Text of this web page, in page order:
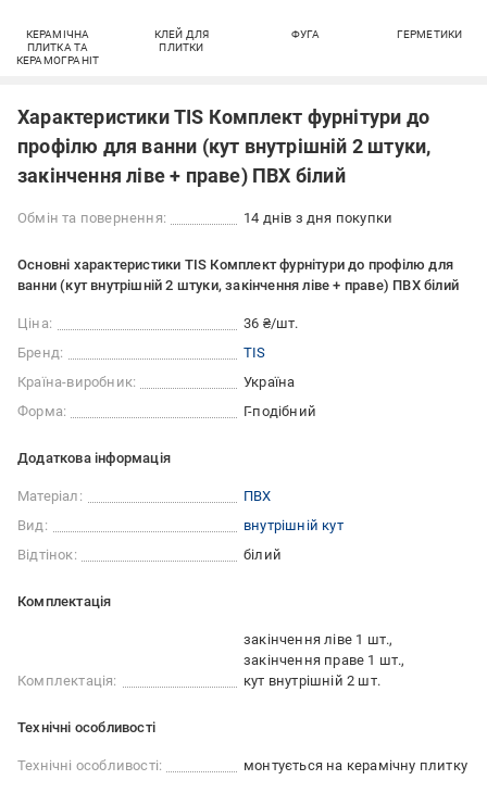
КЕРАМІЧНА
ПЛИТКА ТА
КЕРАМОГРАНІТ
КЛЕЙ ДЛЯ
ПЛИТКИ
ФУГА ГЕРМЕТИКИ
Характеристики TIS Комплект фурнітури до
профілю для ванни (кут внутрішній 2 штуки,
закінчення ліве + праве) ПВХ білий
Обмін та повернення: 14 днів з дня покупки
Основні характеристики TIS Комплект фурнітури до профілю для
ванни (кут внутрішній 2 штуки, закінчення ліве + праве) ПВХ білий
Ціна:
36 ₴/шт.
Бренд:
TIS
Країна-виробник:
Україна
Форма:
Г-подібний
Додаткова інформація
Матеріал:
ПВХ
Вид:
внутрішній кут
Відтінок:
білий
Комплектація
Комплектація:
закінчення ліве 1 шт.
закінчення праве 1 шт.
кут внутрішній 2 шт.
Технічні особливості
Технічні особливості: монтується на керамічну плитку